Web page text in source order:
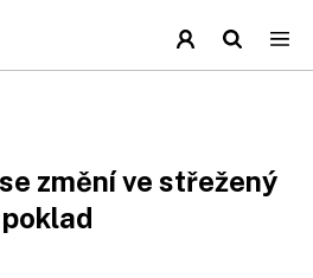
změní ve střežený
poklad